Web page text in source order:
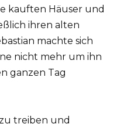
kauften Häuser und
ihren alten
machte sich
nicht mehr um ihn
ganzen Tag
treiben und